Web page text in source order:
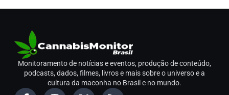
Monitoramento de notícias e eventos, produção de conteúdo,
podcasts, dados, filmes, livros e mais sobre o universo e a
cultura da maconha no Brasil e no mundo.